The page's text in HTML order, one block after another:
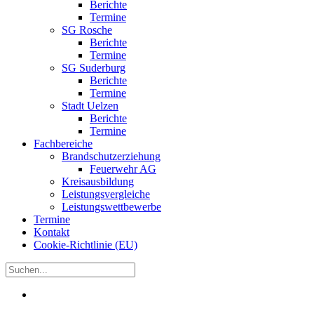
Berichte
Termine
SG Rosche
Berichte
Termine
SG Suderburg
Berichte
Termine
Stadt Uelzen
Berichte
Termine
Fachbereiche
Brandschutzerziehung
Feuerwehr AG
Kreisausbildung
Leistungsvergleiche
Leistungswettbewerbe
Termine
Kontakt
Cookie-Richtlinie (EU)